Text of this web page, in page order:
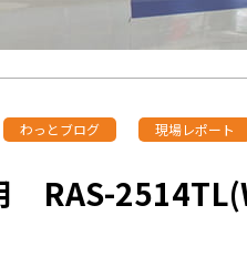
わっとブログ 現場レポート
RAS-